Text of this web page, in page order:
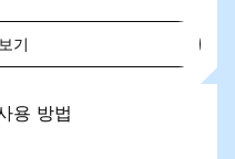
기
용 방법